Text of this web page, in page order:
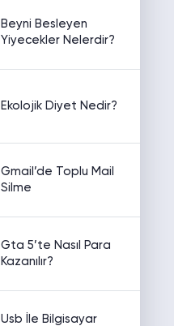
Beyni Besleyen
Yiyecekler Nelerdir?
Ekolojik Diyet Nedir?
Gmail’de Toplu Mail
Silme
Gta 5’te Nasıl Para
Kazanılır?
Usb İle Bilgisayar